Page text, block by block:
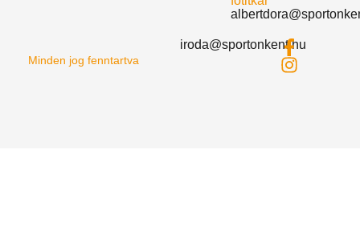
Minden jog fenntartva
iroda@sportonkent.hu